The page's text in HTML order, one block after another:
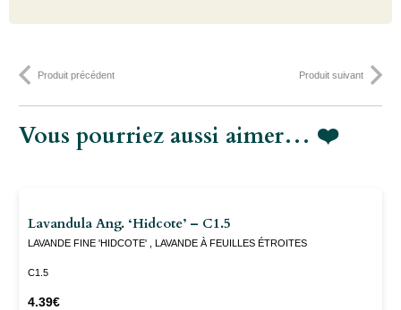
'Prostrata'
50C10
Produit précédent Produit suivant
Vous pourriez aussi aimer… ❤️
Lavandula Ang. ‘Hidcote’ – C1.5
LAVANDE FINE 'HIDCOTE' , LAVANDE À FEUILLES ÉTROITES
C1.5
4.39€